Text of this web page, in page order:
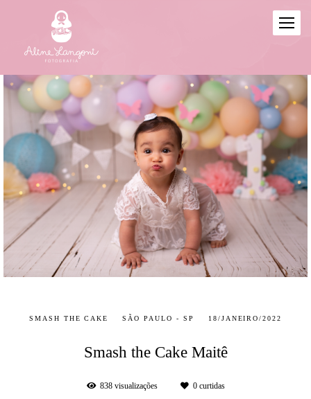
SMASH THE CAKE SÃO PAULO - SP 18/JANEIRO/2022
Smash the Cake Maitê
838visualizações 0curtidas